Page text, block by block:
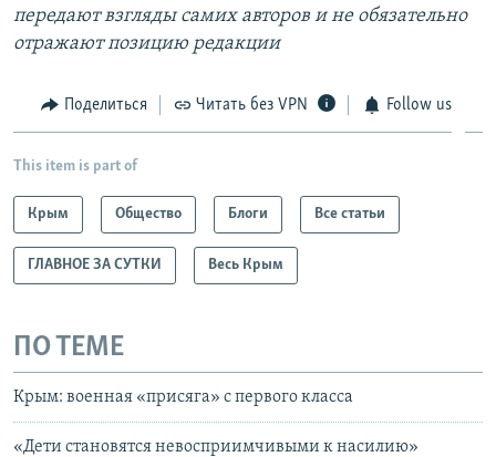
передают взгляды самих авторов и не обязательно
отражают позицию редакции
Поделиться Читать без VPN Follow us
This item is part of
Крым Общество Блоги Все статьи
ГЛАВНОЕ ЗА СУТКИ Весь Крым
ПО ТЕМЕ
Крым: военная «присяга» с первого класса
«Дети становятся невосприимчивыми к насилию»